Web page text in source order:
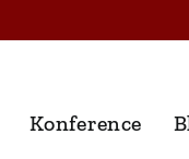
Konference